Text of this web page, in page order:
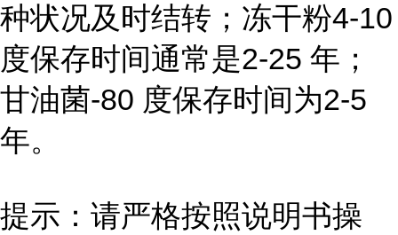
种状况及时结转；冻干粉4-10
度保存时间通常是2-25 年；
甘油菌-80 度保存时间为2-5
年。
提示：请严格按照说明书操